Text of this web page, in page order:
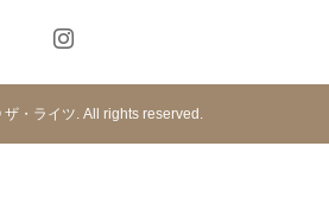
・ライツ. All rights reserved.